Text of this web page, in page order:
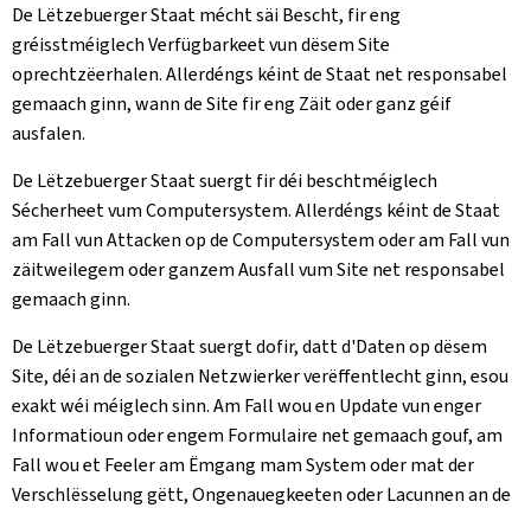
De Lëtzebuerger Staat mécht säi Bescht, fir eng
gréisstméiglech Verfügbarkeet vun dësem Site
oprechtzëerhalen. Allerdéngs kéint de Staat net responsabel
gemaach ginn, wann de Site fir eng Zäit oder ganz géif
ausfalen.
De Lëtzebuerger Staat suergt fir déi beschtméiglech
Sécherheet vum Computersystem. Allerdéngs kéint de Staat
am Fall vun Attacken op de Computersystem oder am Fall vun
zäitweilegem oder ganzem Ausfall vum Site net responsabel
gemaach ginn.
De Lëtzebuerger Staat suergt dofir, datt d'Daten op dësem
Site, déi an de sozialen Netzwierker verëffentlecht ginn, esou
exakt wéi méiglech sinn. Am Fall wou en Update vun enger
Informatioun oder engem Formulaire net gemaach gouf, am
Fall wou et Feeler am Ëmgang mam System oder mat der
Verschlësselung gëtt, Ongenauegkeeten oder Lacunnen an de